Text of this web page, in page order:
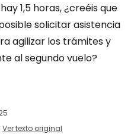
1,5 horas, ¿creéis que
solicitar asistencia
agilizar los trámites y
al segundo vuelo?
Ver texto original